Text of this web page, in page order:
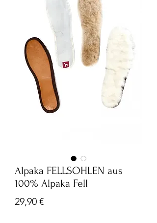
Alpaka FELLSOHLEN aus
100% Alpaka Fell
29,90 €Preis